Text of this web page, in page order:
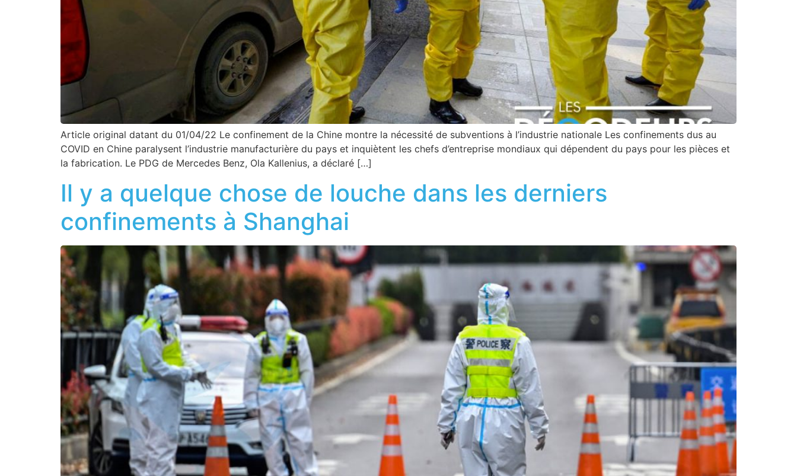
Article original datant du 01/04/22 Le confinement de la Chine montre la nécessité de subventions à l’industrie nationale Les confinements dus au
COVID en Chine paralysent l’industrie manufacturière du pays et inquiètent les chefs d’entreprise mondiaux qui dépendent du pays pour les pièces et
la fabrication. Le PDG de Mercedes Benz, Ola Kallenius, a déclaré […]
Il y a quelque chose de louche dans les derniers
confinements à Shanghai